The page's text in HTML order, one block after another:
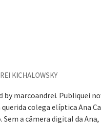
KICHALOWSKY
marcoandrei. Publiquei
colega elíptica Ana
a câmera digital da